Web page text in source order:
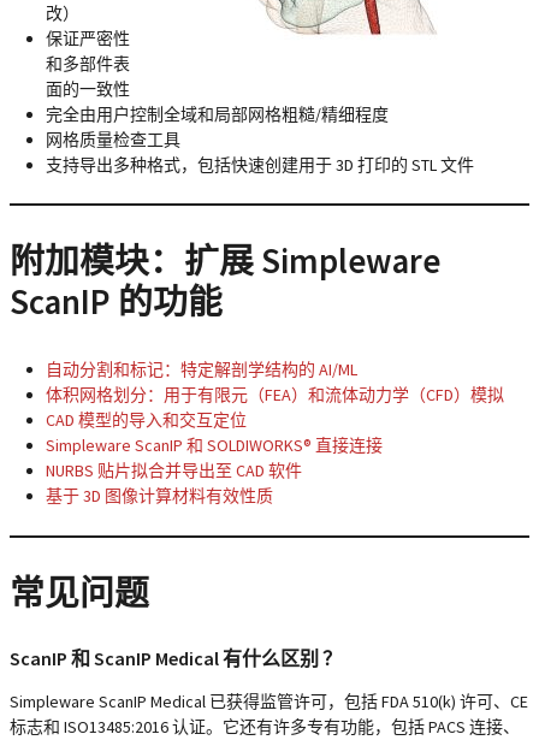
改）
保证严密性
和多部件表
面的一致性
完全由用户控制全域和局部网格粗糙/精细程度
网格质量检查工具
支持导出多种格式，包括快速创建用于 3D 打印的 STL 文件
附加模块：扩展 Simpleware
ScanIP 的功能
自动分割和标记：特定解剖学结构的 AI/ML
体积网格划分：用于有限元（FEA）和流体动力学（CFD）模拟
CAD 模型的导入和交互定位
Simpleware ScanIP 和 SOLDIWORKS® 直接连接
NURBS 贴片拟合并导出至 CAD 软件
基于 3D 图像计算材料有效性质
常见问题
ScanIP 和 ScanIP Medical 有什么区别 ？
Simpleware ScanIP Medical 已获得监管许可，包括 FDA 510(k) 许可、CE
标志和 ISO13485:2016 认证。它还有许多专有功能，包括 PACS 连接、